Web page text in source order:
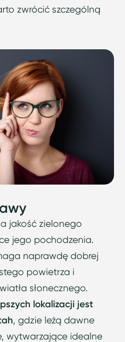
zwrócić szczególną
jakość zielonego
jego pochodzenia.
naprawdę dobrej
powietrza i
słonecznego.
lokalizacji jest
, gdzie leżą dawne
wytwarzające idealne